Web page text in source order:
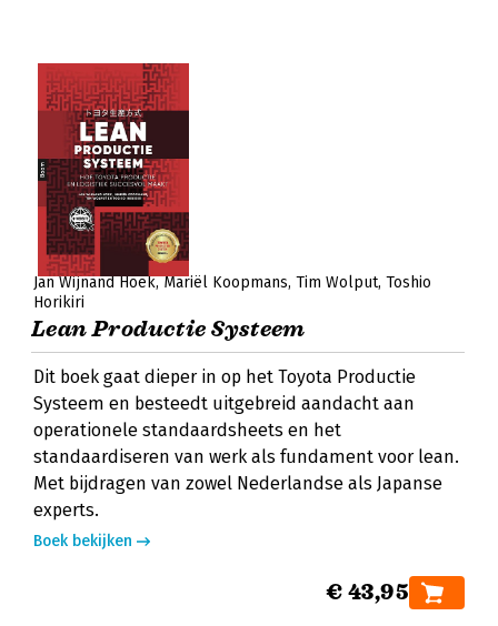
Jan Wijnand Hoek Mariël Koopmans Tim Wolput Toshio
Horikiri
Lean Productie Systeem
Dit boek gaat dieper in op het Toyota Productie
Systeem en besteedt uitgebreid aandacht aan
operationele standaardsheets en het
standaardiseren van werk als fundament voor lean.
Met bijdragen van zowel Nederlandse als Japanse
experts.
Boek bekijken
€ 43,95